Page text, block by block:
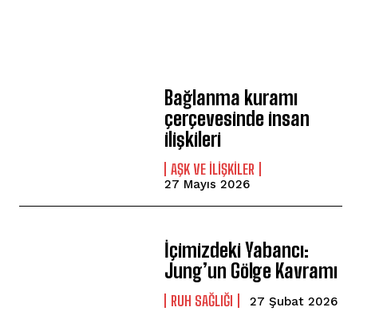
Bağlanma kuramı
çerçevesinde insan
ilişkileri
AŞK VE İLIŞKILER
27 Mayıs 2026
İçimizdeki Yabancı:
Jung’un Gölge Kavramı
⁠RUH SAĞLIĞI 27 Şubat 2026